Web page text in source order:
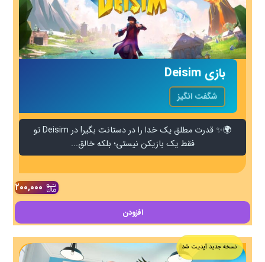
بازی Deisim
شگفت انگیز
🌍✨ قدرت مطلق یک خدا را در دستانت بگیر! در Deisim تو
فقط یک بازیکن نیستی؛ بلکه خالق...
۲۰۰,۰۰۰
افزودن
نسخه جدید آپدیت شد